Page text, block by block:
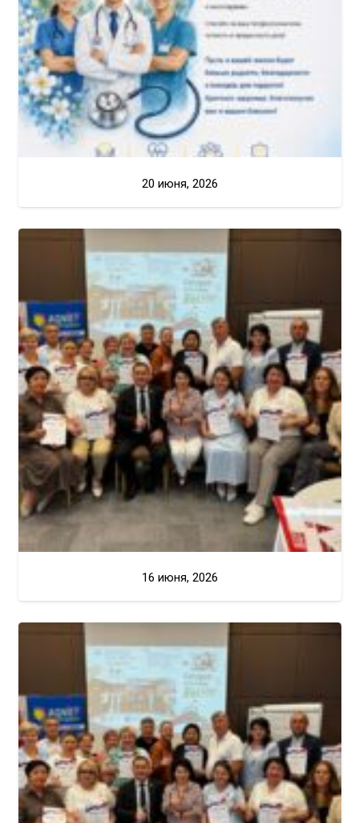
20 июня, 2026
16 июня, 2026